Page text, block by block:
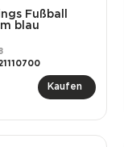
Fußball
blau
Kaufen